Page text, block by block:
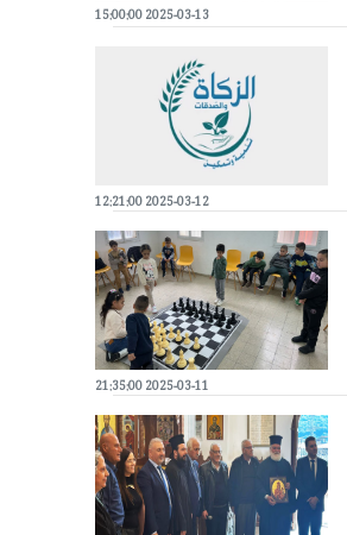
2025-03-13 15:00:00
2025-03-12 12:21:00
2025-03-11 21:35:00